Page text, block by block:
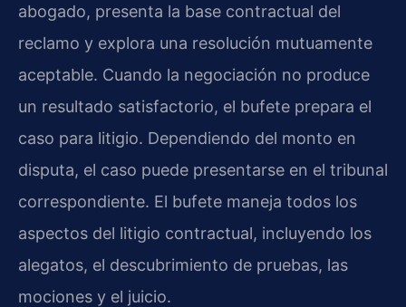
abogado, presenta la base contractual del
reclamo y explora una resolución mutuamente
aceptable. Cuando la negociación no produce
un resultado satisfactorio, el bufete prepara el
caso para litigio. Dependiendo del monto en
disputa, el caso puede presentarse en el tribunal
correspondiente. El bufete maneja todos los
aspectos del litigio contractual, incluyendo los
alegatos, el descubrimiento de pruebas, las
mociones y el juicio.